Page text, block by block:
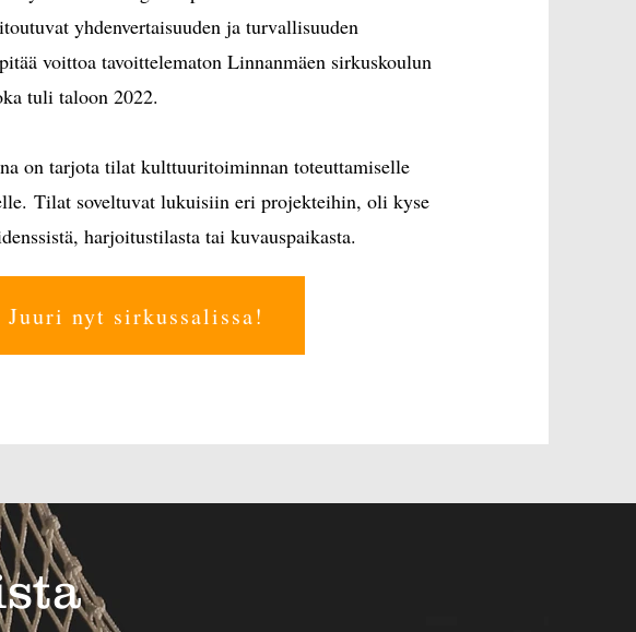
yhdenvertaisuuden ja turvallisuuden
voittoa tavoittelematon Linnanmäen sirkuskoulun
tuli taloon 2022.
on tarjota tilat kulttuuritoiminnan toteuttamiselle
Tilat soveltuvat lukuisiin eri projekteihin, oli kyse
harjoitustilasta tai kuvauspaikasta.
Juuri nyt sirkussalissa!